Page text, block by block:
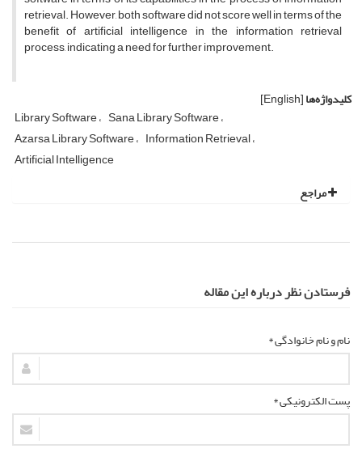
retrieval. However, both software did not score well in terms of the
benefit of artificial intelligence in the information retrieval
process, indicating a need for further improvement.
کلیدواژه‌ها[English]
Library Software Sana Library Software
Azarsa Library Software Information Retrieval
Artificial Intelligence
مراجع
فرستادن نظر درباره این مقاله
نام و نام خانوادگی *
پست الکترونیکی *